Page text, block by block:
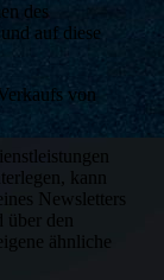
des
auf diese
von
kann
Newsletters
über den
ähnliche